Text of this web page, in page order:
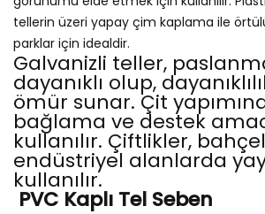
tellerin üzeri yapay çim kaplama ile
parklar için idealdir.
Galvanizli teller,
dayanıklı olup,
ömür sunar. Çit
bağlama ve destek
kullanılır. Çiftlikler,
endüstriyel alanlarda
kullanılır.
PVC Kaplı Tel Seben